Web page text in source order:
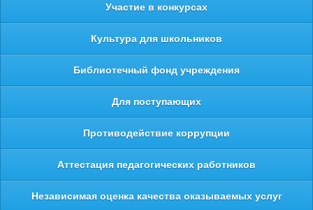
Участие в конкурсах
Культура для школьников
Библиотечный фонд учреждения
Для поступающих
Противодействие коррупции
Аттестация педагогических работников
Независимая оценка качества оказываемых услуг